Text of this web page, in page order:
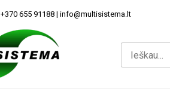
655 91188 | info@multisistema.lt